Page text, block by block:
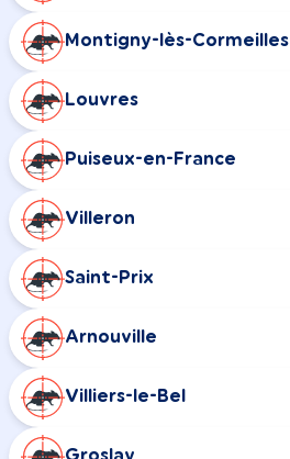
Montigny-lès-Cormeilles
Louvres
Puiseux-en-France
Villeron
Saint-Prix
Arnouville
Villiers-le-Bel